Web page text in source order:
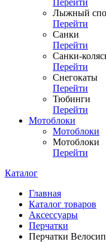
Перейти
Лыжный
Перейти
Санки
Перейти
Санки-
Перейти
Снегокаты
Перейти
Тюбинги
Перейти
Мотоблоки
Мотоблоки
Мотоблоки
Перейти
Каталог
Главная
Каталог товаров
Аксессуары
Перчатки
Перчатки